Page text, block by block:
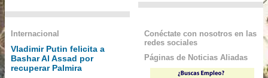
Internacional
Vladimir Putin felicita a
Bashar Al Assad por
recuperar Palmira
Conéctate con nosotros en las
redes sociales
Páginas de Noticias Aliadas